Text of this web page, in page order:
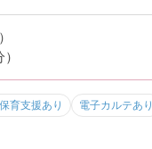
育支援あり 電子カルテあり